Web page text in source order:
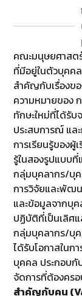
วันส
มหาวิท
ร่วม
สงฆ์แ
คณะมนุษยศาสต
ที่มีอยู่ในตัวบุคคล
สำคัญกับเรื่องข
ความหมายของ
ทักษะใหม่ที่ได้รับ
ประสบการณ์ แล
การเรียนรู้ของผู้
รู้ในสองรูปแบบที่
กลุ่มบุคลากร/บุค
การวิจัยและพัฒน
และข้อมูลจากบุ
ปฏิบัติที่เป็นเลิศแ
กลุ่มบุคลากร/บุค
ได้รับโอกาสใน
บุคคล ประกอบกั
จัดการที่ต้องครอ
สำคัญกับคน (